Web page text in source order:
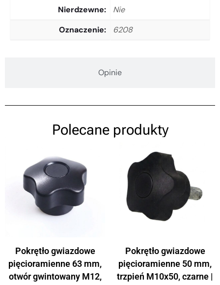
Opinie
Nierdzewne
Nie
Oznaczenie
6208
Polecane produkty
Pokrętło gwiazdowe
pięcioramienne 63 mm,
otwór gwintowany M12,
Pokrętło gwiazdowe
pięcioramienne 50 mm,
trzpień M10x50, czarne |